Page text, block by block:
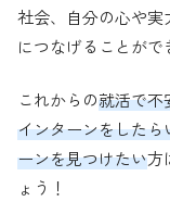
社会、自分の心や実
につなげることがで
これからの就活で不
インターンをした
ーンを見つけたい方
ょう！